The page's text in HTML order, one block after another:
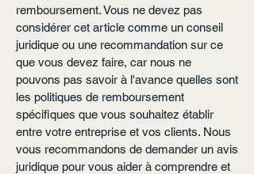
remboursement. Vous ne devez pas
considérer cet article comme un conseil
juridique ou une recommandation sur ce
que vous devez faire, car nous ne
pouvons pas savoir à l'avance quelles sont
les politiques de remboursement
spécifiques que vous souhaitez établir
entre votre entreprise et vos clients. Nous
vous recommandons de demander un avis
juridique pour vous aider à comprendre et